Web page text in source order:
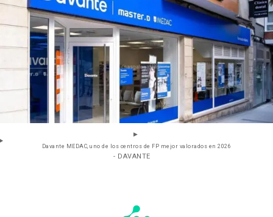
Davante MEDAC, uno de los centros de FP mejor valorados en 2026
- DAVANTE